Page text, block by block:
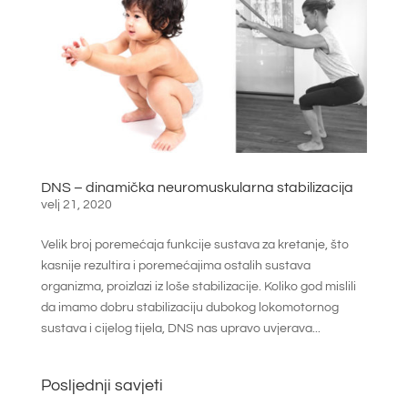
DNS – dinamička neuromuskularna stabilizacija
velj 21, 2020
Velik broj poremećaja funkcije sustava za kretanje, što
kasnije rezultira i poremećajima ostalih sustava
organizma, proizlazi iz loše stabilizacije. Koliko god mislili
da imamo dobru stabilizaciju dubokog lokomotornog
sustava i cijelog tijela, DNS nas upravo uvjerava...
Posljednji savjeti